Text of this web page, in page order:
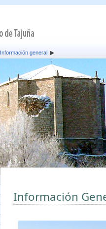
Información general
Información